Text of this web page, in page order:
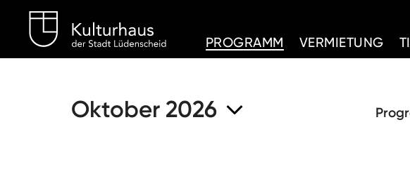
PROGRAMM
VERMIETUNG
Oktober 2026